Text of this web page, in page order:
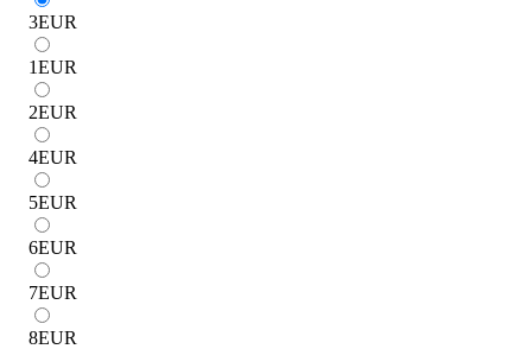
3EUR
1EUR
2EUR
4EUR
5EUR
6EUR
7EUR
8EUR